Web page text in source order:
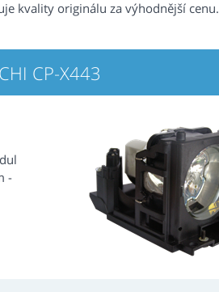
kvality originálu za výhodnější cenu.
CP-X443
-